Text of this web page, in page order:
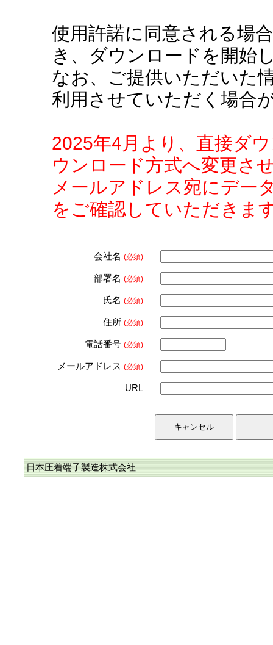
使用許諾に同意される場
き、ダウンロードを開始
なお、ご提供いただいた
利用させていただく場合
2025年4月より、直接ダ
ウンロード方式へ変更さ
メールアドレス宛にデー
をご確認していただきま
会社名 (必須)
部署名 (必須)
氏名 (必須)
住所 (必須)
電話番号 (必須)
メールアドレス (必須)
URL
日本圧着端子製造株式会社